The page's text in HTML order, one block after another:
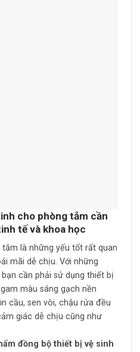
cho phòng tắm cần
tế và khoa học
là những yếu tốt rất quan
mãi dễ chịu. Với những
cần phải sử dụng thiết bị
màu sáng gạch nền
cầu, sen vòi, chậu rửa đều
giác dễ chịu cũng như
đồng bộ thiết bị vệ sinh